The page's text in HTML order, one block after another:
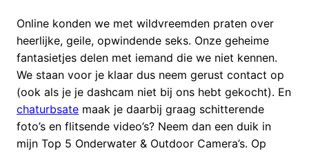
Online konden we met wildvreemden praten over
heerlijke, geile, opwindende seks. Onze geheime
fantasietjes delen met iemand die we niet kennen.
We staan voor je klaar dus neem gerust contact op
(ook als je je dashcam niet bij ons hebt gekocht). En
chaturbsate maak je daarbij graag schitterende
foto’s en flitsende video’s? Neem dan een duik in
mijn Top 5 Onderwater & Outdoor Camera’s. Op